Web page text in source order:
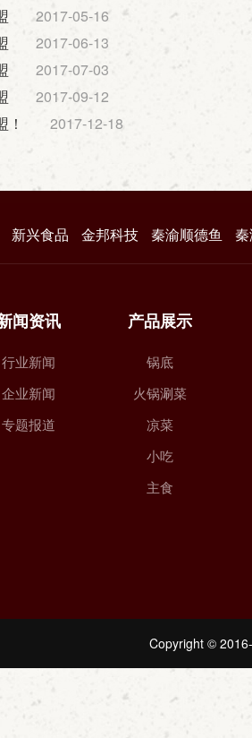
2017-05-16
2017-06-13
2017-07-03
2017-09-12
2017-12-18
新兴食品 金邦科技 秦渝顺德鱼
闻资讯
行业新闻
企业新闻
专题报道
产品展示
锅底
火锅涮菜
凉菜
小吃
主食
Copyright ©